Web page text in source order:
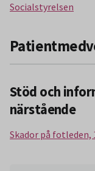
Socialstyrelsen
Stöd och
närstående
Skador på fotleden,